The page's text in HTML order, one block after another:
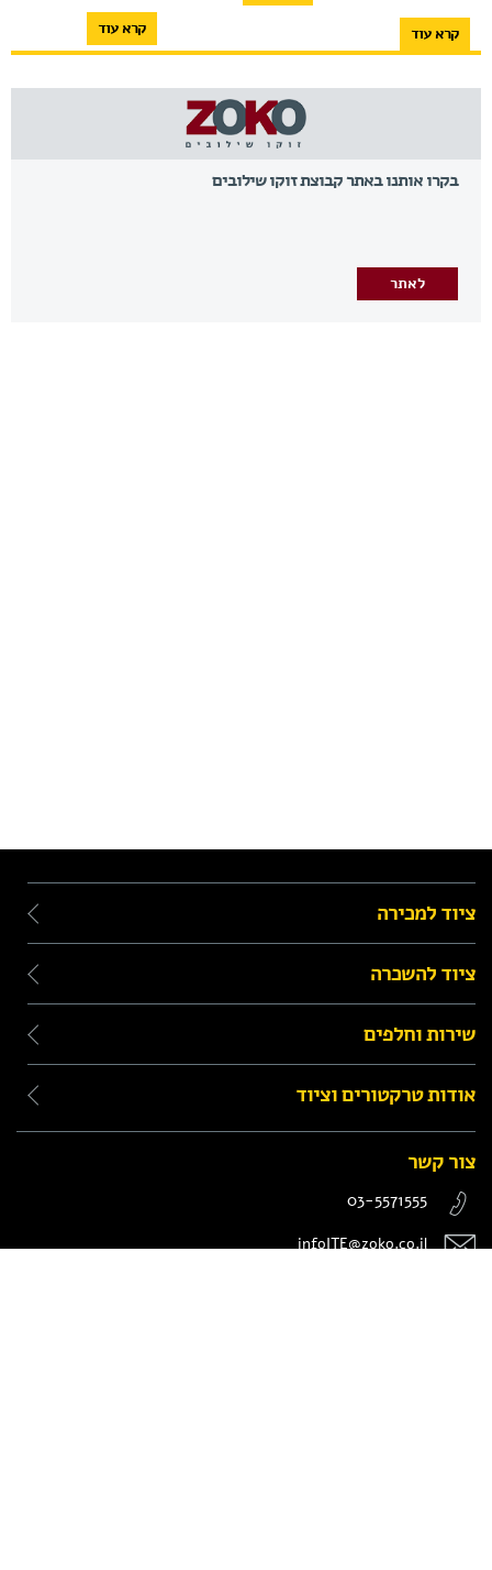
קרא עוד קרא עוד
בקרו אותנו באתר קבוצת זוקו שילובים
לאתר
ציוד למכירה
ציוד להשכרה
שירות וחלפים
אודות טרקטורים וציוד
צור קשר
03-5571555
infoITE@zoko.co.il